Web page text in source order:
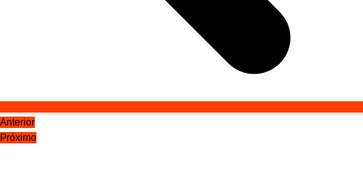
Anterior
Próximo